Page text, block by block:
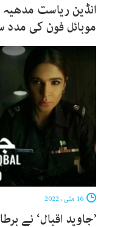
انڈین ریاست مدھیہ
موبائل فون کی مدد
’جاوید اقبال‘ نے